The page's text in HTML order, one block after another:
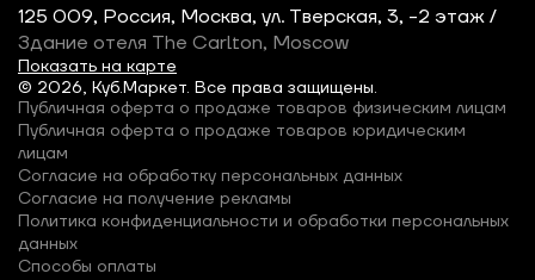
© 2026, Куб.Маркет. Все права защищены.
125 009, Россия, Москва, ул. Тверская, 3, -2 этаж /
Здание отеля The Carlton, Moscow
Показать на карте
Публичная оферта о продаже товаров физическим лицам
Публичная оферта о продаже товаров юридическим
лицам
Согласие на обработку персональных данных
Согласие на получение рекламы
Политика конфиденциальности и обработки персональных
данных
Способы оплаты